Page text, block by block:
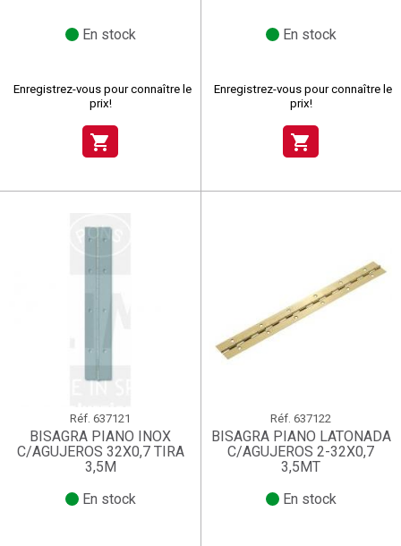
En stock
Enregistrez-vous pour connaître le
prix!
shopping_cart
En stock
Enregistrez-vous pour connaître le
prix!
shopping_cart
Réf. 637121
BISAGRA PIANO INOX
C/AGUJEROS 32X0,7 TIRA
3,5M
En stock
Réf. 637122
BISAGRA PIANO LATONADA
C/AGUJEROS 2-32X0,7
3,5MT
En stock